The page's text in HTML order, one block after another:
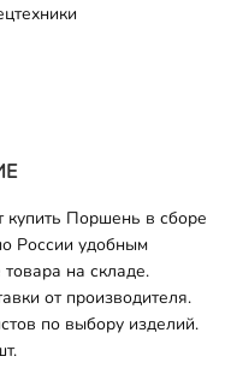
Поршень в сборе
России удобным
на складе.
от производителя.
по выбору изделий.